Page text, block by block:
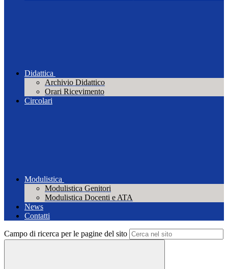
Didattica
Archivio Didattico
Orari Ricevimento
Circolari
Modulistica
Modulistica Genitori
Modulistica Docenti e ATA
News
Contatti
Campo di ricerca per le pagine del sito